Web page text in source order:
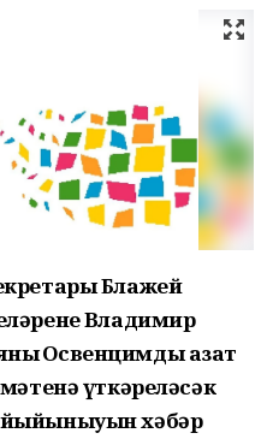
Блажей
Владимир
Освенцимды азат
үткәреләсәк
хәбәр